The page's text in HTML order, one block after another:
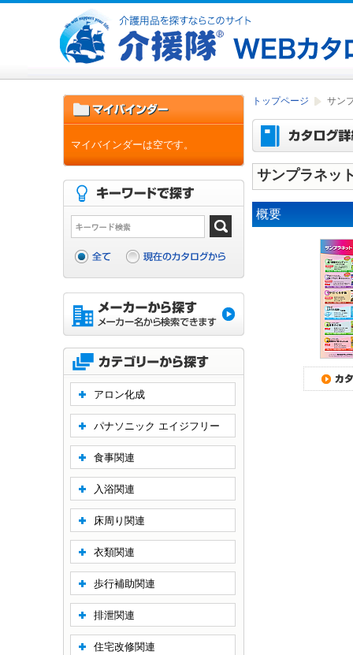
トップページ サン
サンプラネッ
概要
マイバインダーは空です。
アロン化成
パナソニック エイジフリー
食事関連
入浴関連
床周り関連
衣類関連
歩行補助関連
排泄関連
住宅改修関連